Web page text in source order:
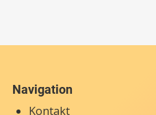
Navigation
Kontakt